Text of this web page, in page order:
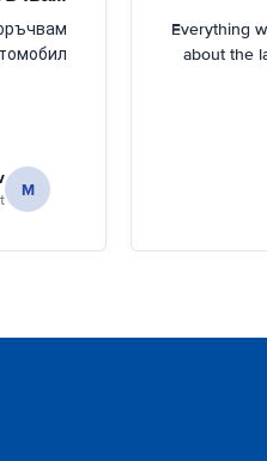
Everything
about the
M